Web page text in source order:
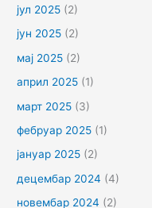
јул 2025 (2)
јун 2025 (2)
мај 2025 (2)
април 2025 (1)
март 2025 (3)
фебруар 2025 (1)
јануар 2025 (2)
децембар 2024 (4)
новембар 2024 (2)